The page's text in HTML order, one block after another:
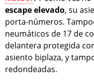
escape elevado, su
porta-números.
neumáticos de 17 de
delantera protegida
asiento biplaza, y
redondeadas.